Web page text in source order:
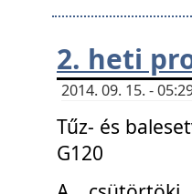
2. heti
2014. 09. 15. -
Tűz- és
G120